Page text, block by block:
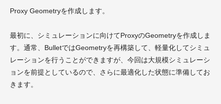
Proxy Geometryを作成します。
最初に、シミュレーションに向けてProxyのGeometryを作成しま
す。通常、BulletではGeometryを再構築して、軽量化してシミュ
レーションを行うことができますが、今回は大規模シミュレーシ
ョンを前提としているので、さらに最適化した状態に準備してお
きます。